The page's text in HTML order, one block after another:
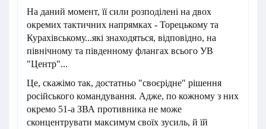
На даний момент, її сили розподілені на двох
окремих тактичних напрямках - Торецькому та
Курахівському...які знаходяться, відповідно, на
північному та південному флангах всього УВ
"Центр"...
Це, скажімо так, достатньо "своєрідне" рішення
російського командування. Адже, по кожному з них
окремо 51-а ЗВА противника не може
сконцентрувати максимум своїх зусиль, й їй